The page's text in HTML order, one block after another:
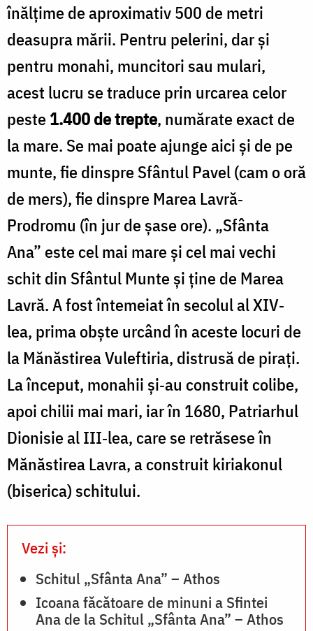
înălţime de aproximativ 500 de metri
deasupra mării. Pentru pelerini, dar şi
pentru monahi, muncitori sau mulari,
acest lucru se traduce prin urcarea celor
peste1.400 de trepte, numărate exact de
la mare. Se mai poate ajunge aici şi de pe
munte, fie dinspre Sfântul Pavel (cam o oră
de mers), fie dinspre Marea Lavră‐
Prodromu (în jur de șase ore). „Sfânta
Ana” este cel mai mare şi cel mai vechi
schit din Sfântul Munte şi ţine de Marea
Lavră. A fost întemeiat în secolul al XIV‐
lea, prima obşte urcând în aceste locuri de
la Mănăstirea Vuleftiria, distrusă de piraţi.
La început, monahii şi‐au construit colibe,
apoi chilii mai mari, iar în 1680, Patriarhul
Dionisie al III‐lea, care se retrăsese în
Mănăstirea Lavra, a construit kiriakonul
(biserica) schitului.
Vezi și:
Schitul „Sfânta Ana” – Athos
Icoana făcătoare de minuni a Sfintei
Ana de la Schitul „Sfânta Ana” – Athos